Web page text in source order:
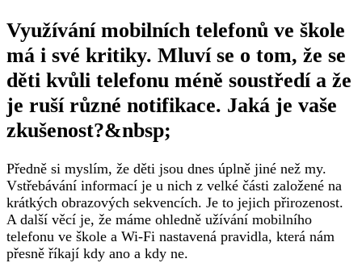
Využívání mobilních telefonů ve škole
má i své kritiky. Mluví se o tom, že se
děti kvůli telefonu méně soustředí a že
je ruší různé notifikace. Jaká je vaše
zkušenost?&nbsp;
Předně si myslím, že děti jsou dnes úplně jiné než my.
Vstřebávání informací je u nich z velké části založené na
krátkých obrazových sekvencích. Je to jejich přirozenost.
A další věcí je, že máme ohledně užívání mobilního
telefonu ve škole a Wi-Fi nastavená pravidla, která nám
přesně říkají kdy ano a kdy ne.